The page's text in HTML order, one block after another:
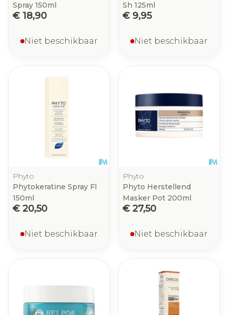
Spray 150ml
€ 18,90
Niet beschikbaar
Sh 125ml
€ 9,95
Niet beschikbaar
Phyto
Phytokeratine Spray Fl
150ml
€ 20,50
Niet beschikbaar
Phyto
Phyto Herstellend
Masker Pot 200ml
€ 27,50
Niet beschikbaar